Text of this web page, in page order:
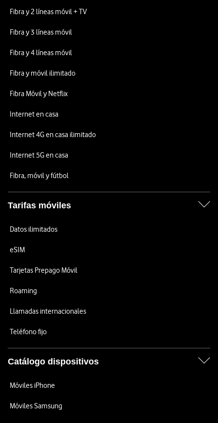
Fibra y 2 líneas móvil + TV
Fibra y 3 líneas móvil
Fibra y 4 líneas móvil
Fibra y móvil ilimitado
Fibra Móvil y Netflix
Internet en casa
Internet 4G en casa ilimitado
Internet 5G en casa
Fibra, móvil y fútbol
Tarifas móviles
Datos ilimitados
eSIM
Tarjetas Prepago Móvil
Roaming
Llamadas internacionales
Teléfono fijo
Catálogo dispositivos
Móviles iPhone
Móviles Samsung